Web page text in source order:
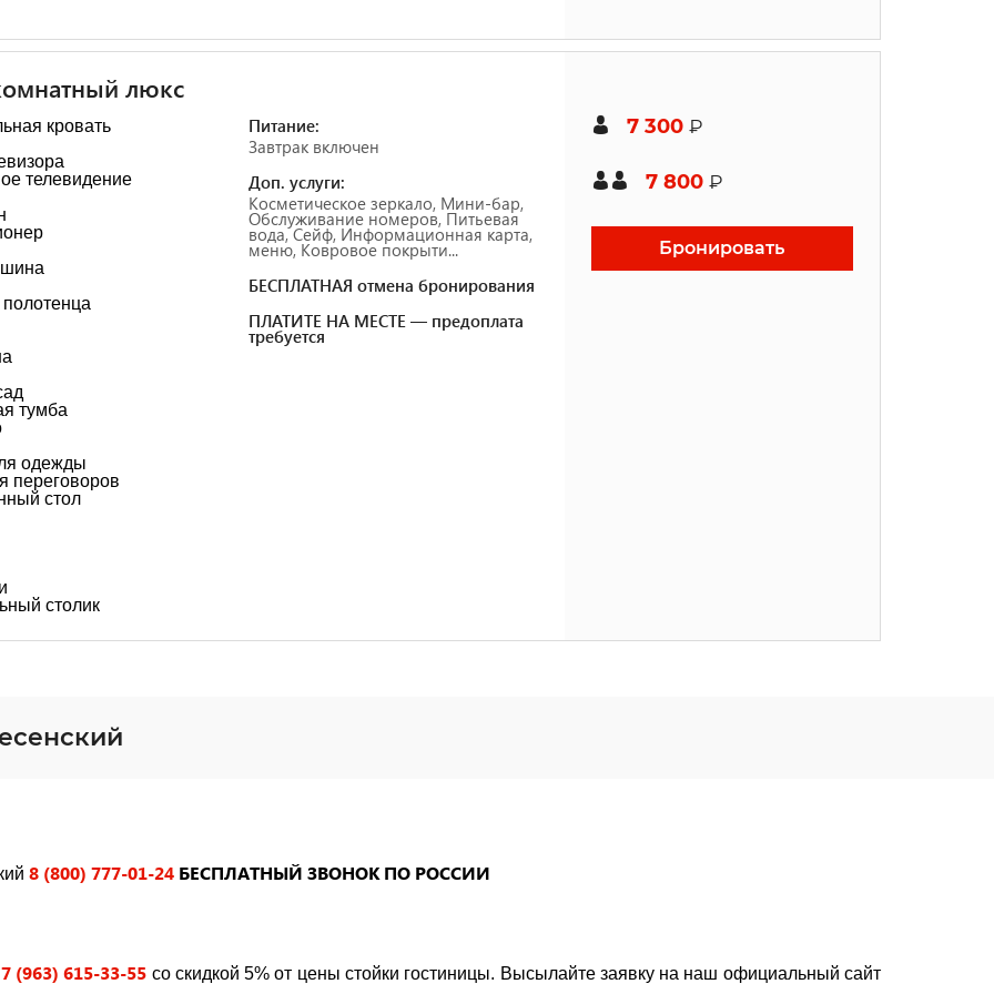
люкс
кровать
телевидение
тумба
одежды
переговоров
стол
столик
Питание:
Завтрак включен
Доп. услуги:
Косметическое зеркало, Мини-бар,
Обслуживание номеров, Питьевая
вода, Сейф, Информационная карта,
меню, Ковровое покрыти...
БЕСПЛАТНАЯ отмена бронирования
ПЛАТИТЕ НА МЕСТЕ — предоплата
требуется
7 300 ₽
7 800 ₽
Бронировать
8 (800) 777-01-24 БЕСПЛАТНЫЙ ЗВОНОК ПО РОССИИ
(963) 615-33-55 со скидкой 5% от цены стойки гостиницы. Высылайте заявку на наш официальный сайт